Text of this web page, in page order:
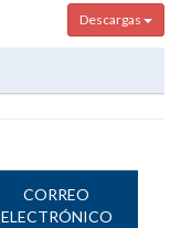
Descargas
CORREO
ELECTRÓNICO